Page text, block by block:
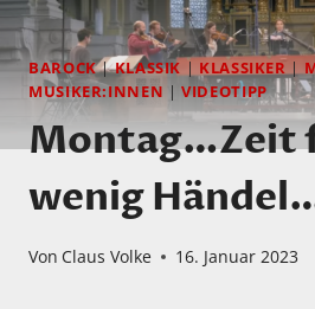
BAROCK|KLASSIK | KLASSIKER|
MUSIKER:INNEN |VIDEOTIPP
Montag…Zeit
wenig
Von Claus Volke 16. Januar 2023